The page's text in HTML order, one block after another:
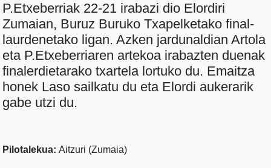
P.Etxeberriak 22-21 irabazi dio Elordiri
Zumaian, Buruz Buruko Txapelketako final-
laurdenetako ligan. Azken jardunaldian Artola
eta P.Etxeberriaren artekoa irabazten duenak
finalerdietarako txartela lortuko du. Emaitza
honek Laso sailkatu du eta Elordi aukerarik
gabe utzi du.
Pilotalekua: Aitzuri (Zumaia)